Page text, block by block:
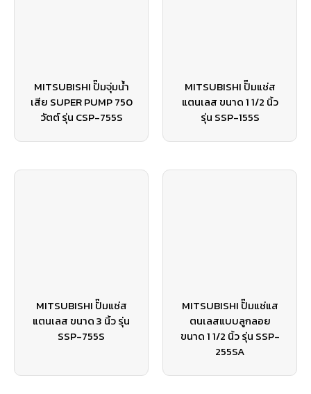
MITSUBISHI ปั๊มจุ่มน้ำ
เสีย SUPER PUMP 750
วัตต์ รุ่น CSP-755S
MITSUBISHI ปั๊มแช่ส
แตนเลส ขนาด 1 1/2 นิ้ว
รุ่น SSP-155S
MITSUBISHI ปั๊มแช่ส
แตนเลส ขนาด 3 นิ้ว รุ่น
SSP-755S
MITSUBISHI ปั๊มแช่แส
ตนเลสแบบลูกลอย
ขนาด 1 1/2 นิ้ว รุ่น SSP-
255SA